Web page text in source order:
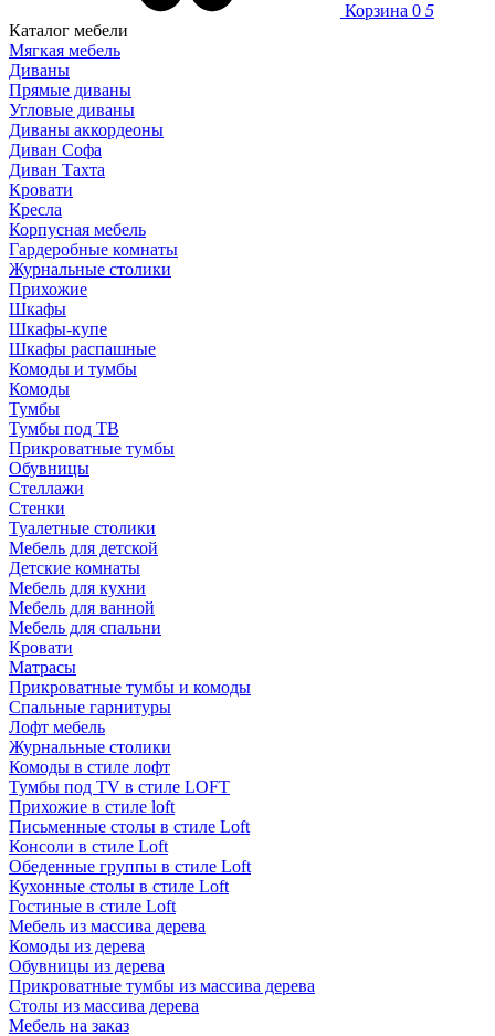
Корзина 0 5
Каталог мебели
Мягкая мебель
Диваны
Прямые диваны
Угловые диваны
Диваны аккордеоны
Диван Софа
Диван Тахта
Кровати
Кресла
Корпусная мебель
Гардеробные комнаты
Журнальные столики
Прихожие
Шкафы
Шкафы-купе
Шкафы распашные
Комоды и тумбы
Комоды
Тумбы
Тумбы под ТВ
Прикроватные тумбы
Обувницы
Стеллажи
Стенки
Туалетные столики
Мебель для детской
Детские комнаты
Мебель для кухни
Мебель для ванной
Мебель для спальни
Кровати
Матрасы
Прикроватные тумбы и комоды
Спальные гарнитуры
Лофт мебель
Журнальные столики
Комоды в стиле лофт
Тумбы под TV в стиле LOFT
Прихожие в стиле loft
Письменные столы в стиле Loft
Консоли в стиле Loft
Обеденные группы в стиле Loft
Кухонные столы в стиле Loft
Гостиные в стиле Loft
Мебель из массива дерева
Комоды из дерева
Обувницы из дерева
Прикроватные тумбы из массива дерева
Столы из массива дерева
Мебель на заказ